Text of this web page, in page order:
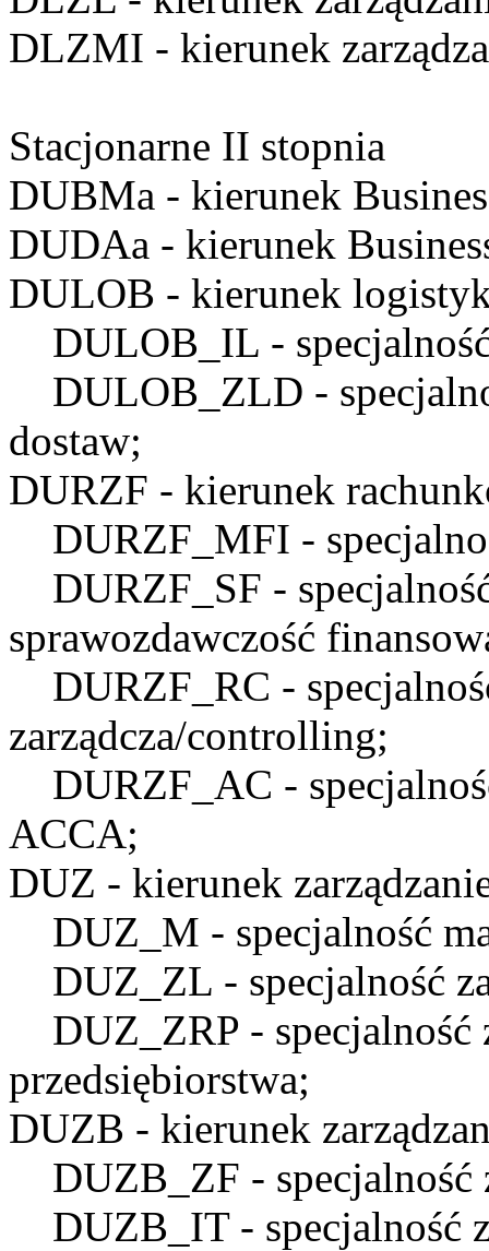
DLZMI - kierunek
Stacjonarne II stopnia
DUBMa - kierunek
DUDAa - kierunek
DULOB - kierunek
DULOB_IL -
DULOB_ZLD -
dostaw;
DURZF - kierunek
DURZF_MFI -
DURZF_SF -
sprawozdawczość
DURZF_RC -
zarządcza/controlling;
DURZF_AC -
ACCA;
DUZ - kierunek
DUZ_M - specjalność
DUZ_ZL - specjalność
DUZ_ZRP - specjalność
przedsiębiorstwa;
DUZB - kierunek
DUZB_ZF - specjalność
DUZB_IT- specjalność